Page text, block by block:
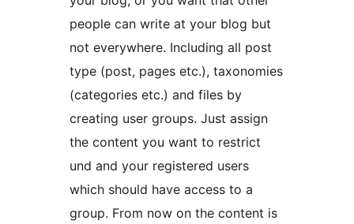
people can write at your blog but
not everywhere. Including all post
type (post, pages etc.), taxonomies
(categories etc.) and files by
creating user groups. Just assign
the content you want to restrict
und and your registered users
which should have access to a
group. From now on the content is